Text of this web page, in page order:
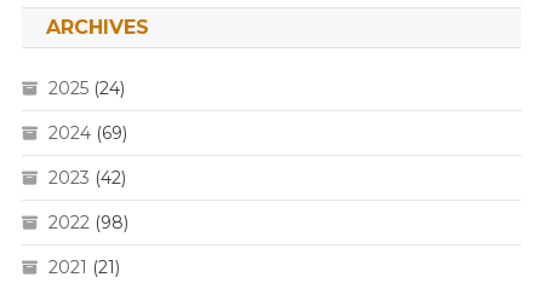
ARCHIVES
2025(24)
2024(69)
2023 (42)
2022(98)
2021 (21)